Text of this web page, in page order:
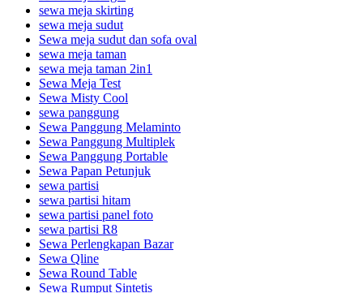
sewa meja skirting
sewa meja sudut
Sewa meja sudut dan sofa oval
sewa meja taman
sewa meja taman 2in1
Sewa Meja Test
Sewa Misty Cool
sewa panggung
Sewa Panggung Melaminto
Sewa Panggung Multiplek
Sewa Panggung Portable
Sewa Papan Petunjuk
sewa partisi
sewa partisi hitam
sewa partisi panel foto
sewa partisi R8
Sewa Perlengkapan Bazar
Sewa Qline
Sewa Round Table
Sewa Rumput Sintetis